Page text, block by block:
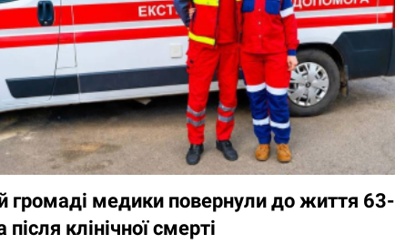
громаді медики повернули до життя 63-
після клінічної смерті